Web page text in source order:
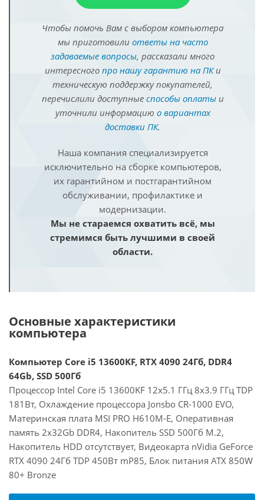
Чтобы помочь Вам с выбором компьютера
мы приготовили ответы на часто
задаваемые вопросы, рассказали много
интересного про нашу гарантию на ПКи
техническую поддержку покупателей,
перечислили доступные способы оплатыи
уточнили информацию о вариантах
доставки ПК.
Наша компания специализируется
исключительно на сборке компьютеров,
их гарантийном и постгарантийном
обслуживании, профилактике и
модернизации.
Мы не стараемся охватить всё, мы
стремимся быть лучшими в своей
области.
Основные характеристики
компьютера
Компьютер Core i5 13600KF, RTX 4090 24Гб, DDR4
64Gb, SSD 500Гб
Процессор Intel Core i5 13600KF 12x5.1 ГГц 8x3.9 ГГц TDP
181Вт, Охлаждение процессора Jonsbo CR-1000 EVO,
Материнская плата MSI PRO H610M-E, Оперативная
память 2x32Gb DDR4, Накопитель SSD 500Гб M.2,
Накопитель HDD отсутствует, Видеокарта nVidia GeForce
RTX 4090 24Гб TDP 450Вт mP85, Блок питания ATX 850W
80+ Bronze